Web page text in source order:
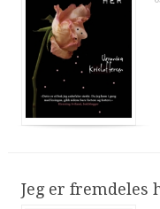
Jeg er fremdeles